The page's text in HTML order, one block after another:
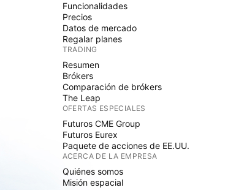
Funcionalidades
Precios
Datos de mercado
Regalar planes
TRADING
Resumen
Brókers
Comparación de brókers
The Leap
OFERTAS ESPECIALES
Futuros CME Group
Futuros Eurex
Paquete de acciones de EE.UU.
ACERCA DE LA EMPRESA
Quiénes somos
Misión espacial